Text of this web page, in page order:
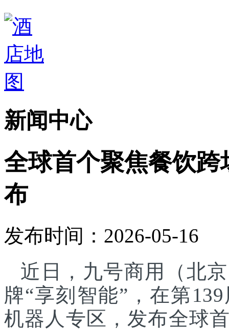
新闻中心
全球首个聚焦餐饮
布
发布时间：2026-05-16
近日，九号商用（北
牌“享刻智能”，在第
机器人专区，发布全球